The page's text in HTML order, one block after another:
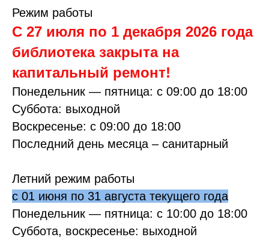
Режим работы
С 27 июля по 1 декабря 2026 года
библиотека закрыта на
капитальный ремонт!
Понедельник — пятница: с 09:00 до 18:00
Суббота: выходной
Воскресенье: с 09:00 до 18:00
Последний день месяца – санитарный
Летний режим работы
с 01 июня по 31 августа текущего года
Понедельник — пятница: с 10:00 до 18:00
Суббота, воскресенье: выходной